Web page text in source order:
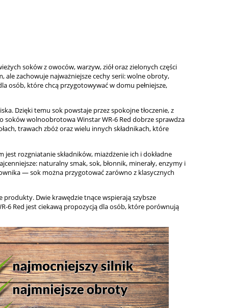
edition
2 390,00 zł
WYCISKARKA
soków z owoców, warzyw, ziół oraz zielonych części
zachowuje najważniejsze cechy serii: wolne obroty,
osób, które chcą przygotowywać w domu pełniejsze,
Dzięki temu sok powstaje przez spokojne tłoczenie, z
wolnoobrotowa Winstar WR-6 Red dobrze sprawdza
trawach zbóż oraz wielu innych składnikach, które
jest rozgniatanie składników, miażdżenie ich i dokładne
naturalny smak, sok, błonnik, minerały, enzymy i
— sok można przygotować zarówno z klasycznych
Dwie krawędzie tnące wspierają szybsze
6 Red jest ciekawą propozycją dla osób, które porównują